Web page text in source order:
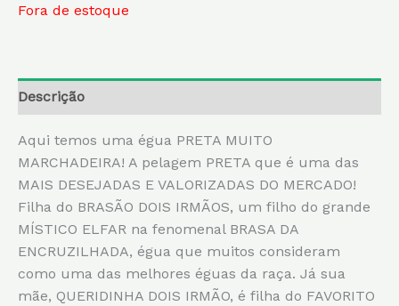
Fora de estoque
Descrição
Aqui temos uma égua PRETA MUITO
MARCHADEIRA! A pelagem PRETA que é uma das
MAIS DESEJADAS E VALORIZADAS DO MERCADO!
Filha do BRASÃO DOIS IRMÃOS, um filho do grande
MÍSTICO ELFAR na fenomenal BRASA DA
ENCRUZILHADA, égua que muitos consideram
como uma das melhores éguas da raça. Já sua
mãe, QUERIDINHA DOIS IRMÃO, é filha do FAVORITO